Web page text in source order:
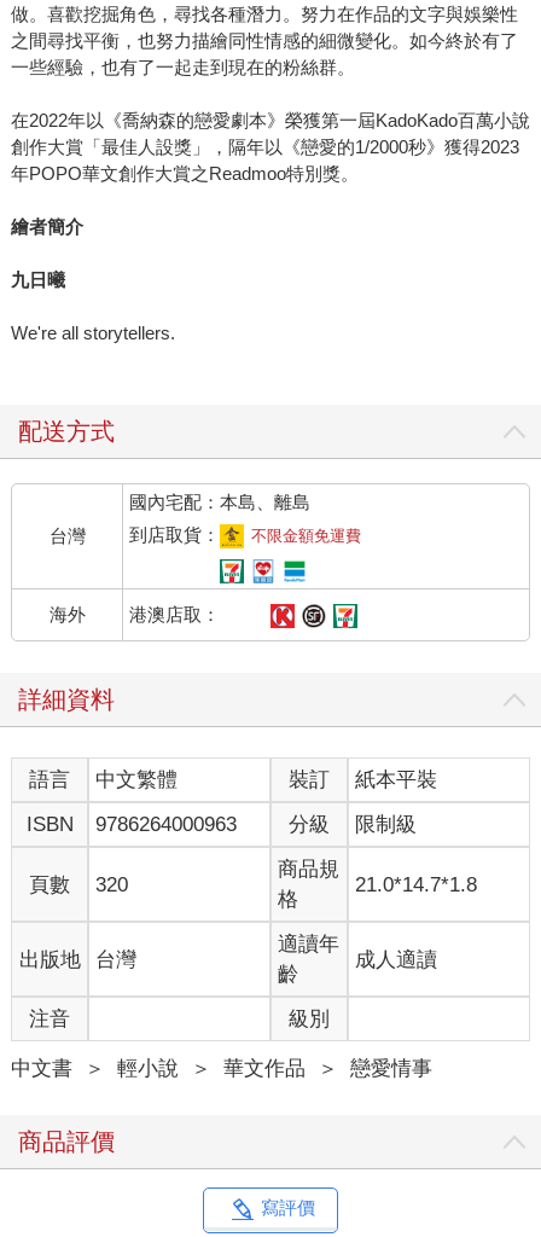
做。喜歡挖掘角色，尋找各種潛力。努力在作品的文字與娛樂性
之間尋找平衡，也努力描繪同性情感的細微變化。如今終於有了
一些經驗，也有了一起走到現在的粉絲群。
在2022年以《喬納森的戀愛劇本》榮獲第一屆KadoKado百萬小說
創作大賞「最佳人設獎」，隔年以《戀愛的1/2000秒》獲得2023
年POPO華文創作大賞之Readmoo特別獎。
繪者簡介
九日曦
We're all storytellers.
配送方式
台灣
國內宅配：本島、離島
到店取貨：
不限金額免運費
海外 港澳店取：
詳細資料
語言 中文繁體 裝訂
紙本平裝
ISBN
9786264000963 分級 限制級
頁數 320
商品規
格
21.0*14.7*1.8
出版地 台灣
適讀年
齡
成人適讀
注音 級別
中文書 ＞ 輕小說 ＞ 華文作品 ＞ 戀愛情事
商品評價
寫評價